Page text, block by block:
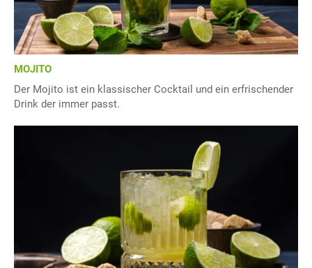
MOJITO
Der Mojito ist ein klassischer Cocktail und ein erfrischender
Drink der immer passt.